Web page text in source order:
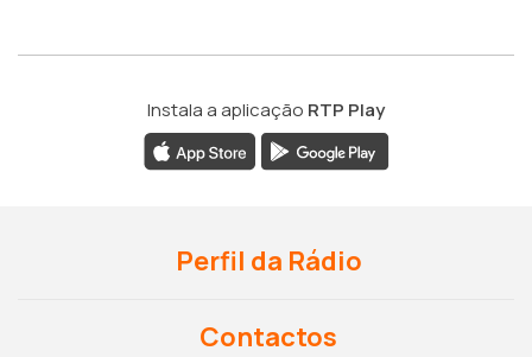
Instala a aplicação RTP Play
Perfil da Rádio
Contactos